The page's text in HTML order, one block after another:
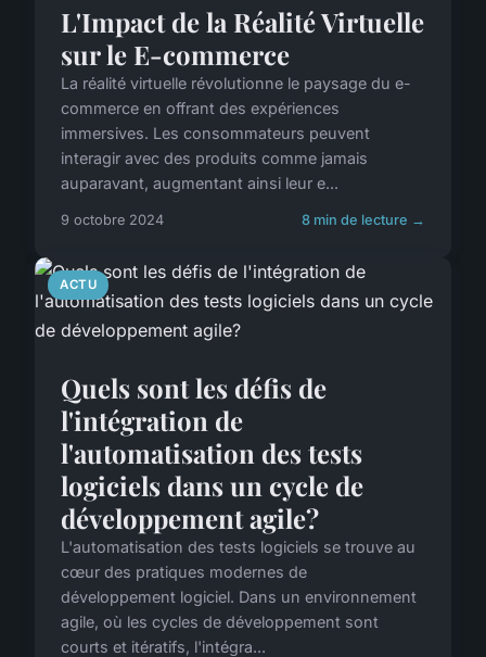
L'Impact de la Réalité Virtuelle
sur le E-commerce
La réalité virtuelle révolutionne le paysage du e-
commerce en offrant des expériences
immersives. Les consommateurs peuvent
interagir avec des produits comme jamais
auparavant, augmentant ainsi leur e...
9 octobre 2024 8 min de lecture →
ACTU
Quels sont les défis de
l'intégration de
l'automatisation des tests
logiciels dans un cycle de
développement agile?
L'automatisation des tests logiciels se trouve au
cœur des pratiques modernes de
développement logiciel. Dans un environnement
agile, où les cycles de développement sont
courts et itératifs, l'intégra...